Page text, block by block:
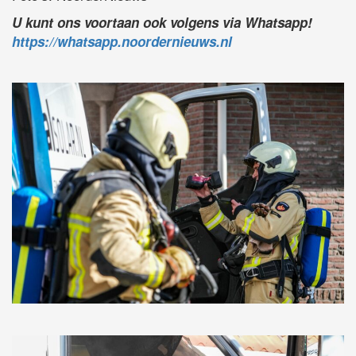
U kunt ons voortaan ook volgens via Whatsapp!
https://whatsapp.noordernieuws.nl